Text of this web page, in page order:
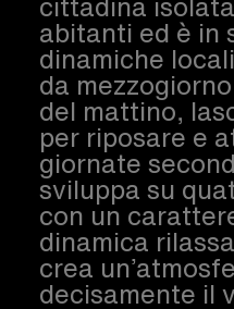
cittadina
abitanti ed è in
dinamiche
da
del mattino,
per riposare e
giornate
sviluppa su
con un
dinamica
crea
decisamente il